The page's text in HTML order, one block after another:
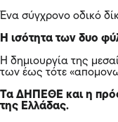
Ένα σύγχρονο οδικό
Η ισότητα των δυο
Η δημιουργία της
των έως τότε
Τα ΔΗΠΕΘΕ και η
της Ελλάδας.